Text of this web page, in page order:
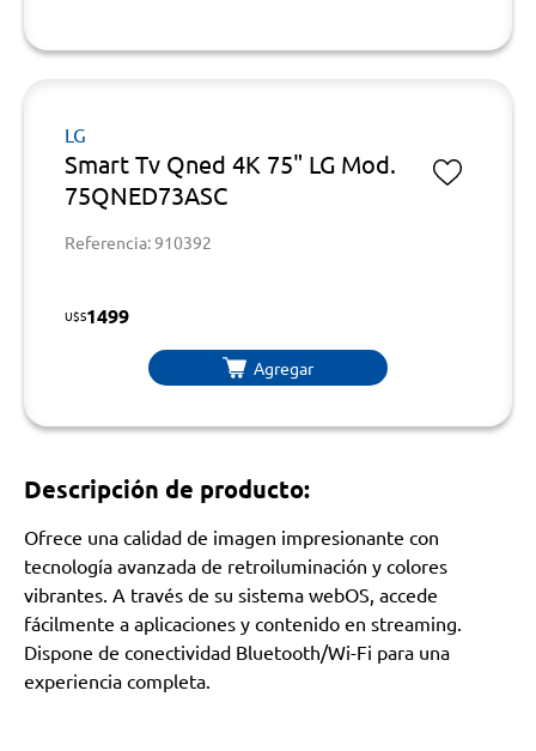
LG
Smart Tv Qned 4K 75" LG Mod.
75QNED73ASC
Referencia: 910392
U$S1499
Agregar
Descripción de producto:
Ofrece una calidad de imagen impresionante con
tecnología avanzada de retroiluminación y colores
vibrantes. A través de su sistema webOS, accede
fácilmente a aplicaciones y contenido en streaming.
Dispone de conectividad Bluetooth/Wi-Fi para una
experiencia completa.